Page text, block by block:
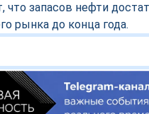
что запасов нефти
рынка до конца года.